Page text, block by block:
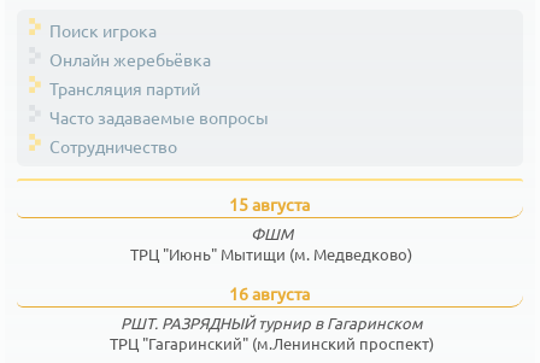
Поиск игрока
Онлайн жеребьёвка
Трансляция партий
Часто задаваемые вопросы
Сотрудничество
15 августа
ФШМ
ТРЦ "Июнь" Мытищи (м. Медведково)
16 августа
РШТ. РАЗРЯДНЫЙ турнир в Гагаринском
ТРЦ "Гагаринский" (м.Ленинский проспект)